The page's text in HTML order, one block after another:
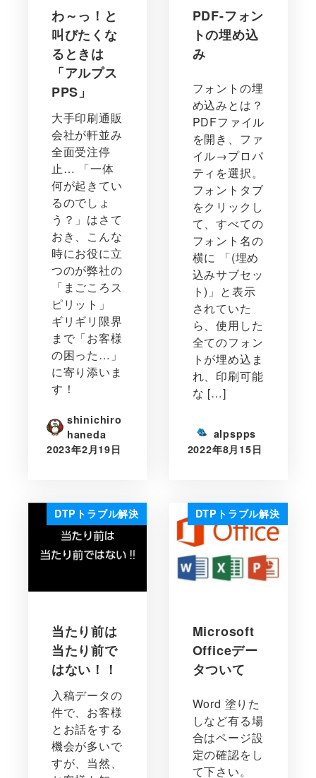
わ～っ！と
叫びたくな
るときは
「アルプス
PPS」
大手印刷通販
会社が軒並み
全面受注停
止… 「一体
何が起きてい
るのでしょ
う？」はさて
おき、こんな
時にお役に立
つのが弊社の
「まごころス
ピリット」
ギリギリ限界
まで「お客様
の困った…」
に寄り添いま
す！
shinichiro
haneda
2023年2月19日
PDF-フォン
トの埋め込
み
フォントの埋
め込みとは？
PDFファイル
を開き、ファ
イル→プロパ
ティを選択。
フォントタブ
をクリックし
て、すべての
フォント名の
横に 「(埋め
込みサブセッ
ト)」と表示
されていた
ら、使用した
全てのフォン
トが埋め込ま
れ、印刷可能
な […]
alpspps
2022年8月15日
DTPトラブル解決
当たり前は
当たり前で
はない！！
入稿データの
件で、お客様
とお話をする
機会が多いで
すが、当然、
DTPトラブル解決
Microsoft
Officeデー
タついて
Word 塗りた
しなど有る場
合はページ設
定の確認をし
て下さい。